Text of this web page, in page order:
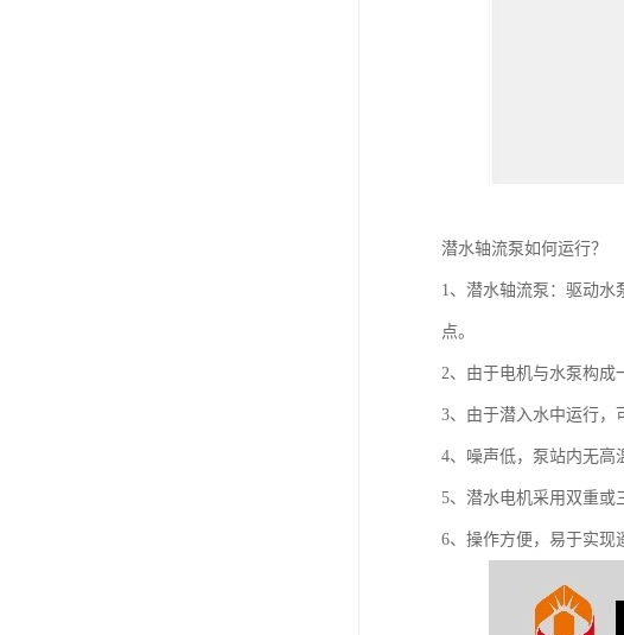
潜水轴流泵如何运行？
1、潜水轴流泵：驱动
点。
2、由于电机与水泵构成
3、由于潜入水中运行，
4、噪声低，泵站内无高
5、潜水电机采用双重或
6、操作方便，易于实现